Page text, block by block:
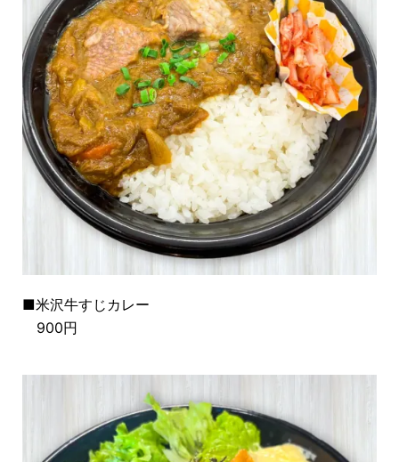
■米沢牛すじカレー
900円